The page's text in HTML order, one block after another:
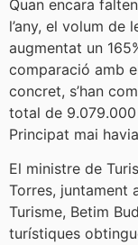
Quan encara
l’any, el volum de
augmentat un
comparació amb
concret, s’han
total de
Principat mai
El ministre de
Torres, juntament
Turisme, Betim
turístiques